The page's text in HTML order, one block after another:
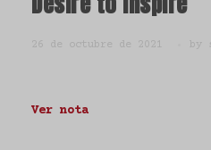
26 de octubre de 2021 by
Ver nota